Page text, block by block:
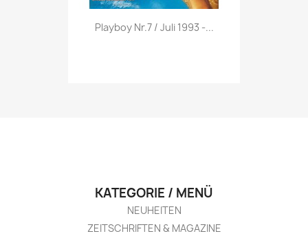
Vorschau
Playboy Nr.7 / Juli 1993 -...
KATEGORIE / MENÜ
NEUHEITEN
ZEITSCHRIFTEN & MAGAZINE